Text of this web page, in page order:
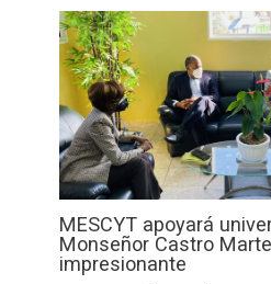
MESCYT apoyará
Monseñor Castro
impresionante